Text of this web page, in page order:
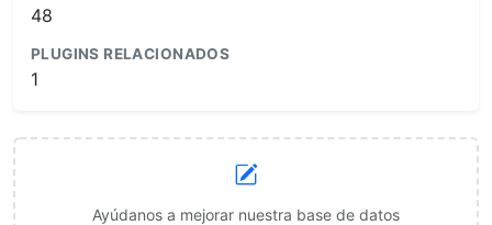
48
PLUGINS RELACIONADOS
1
Ayúdanos a mejorar nuestra base de datos